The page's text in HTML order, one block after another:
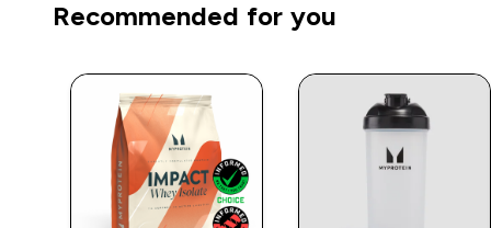
Recommended for you